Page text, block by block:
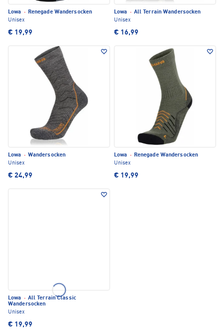
Lowa · Renegade Wandersocken
Unisex
€ 19,99
Lowa · All Terrain Wandersocken
Unisex
€ 16,99
Lowa · Wandersocken
Unisex
€ 24,99
Lowa · Renegade Wandersocken
Unisex
€ 19,99
Lowa · All Terrain Classic
Wandersocken
Unisex
€ 19,99